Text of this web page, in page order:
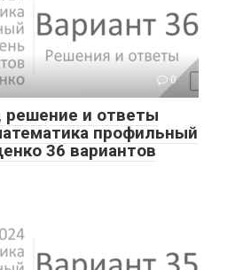
0
решение и ответы
профильный
36 вариантов